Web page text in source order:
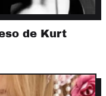
de Kurt